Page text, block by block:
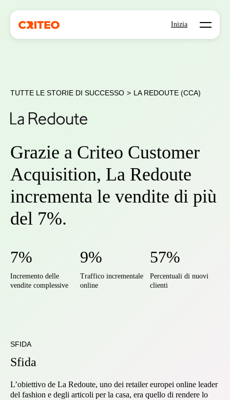
Inizia Open
TUTTE LE STORIE DI SUCCESSO > LA REDOUTE (CCA)
Grazie a Criteo Customer
Acquisition, La Redoute
incrementa le vendite di più
del 7%.
7%
Incremento delle
vendite complessive
9%
Traffico incrementale
online
57%
Percentuali di nuovi
clienti
SFIDA
Sfida
L’obiettivo de La Redoute, uno dei retailer europei online leader
del fashion e degli articoli per la casa, era quello di rendere lo